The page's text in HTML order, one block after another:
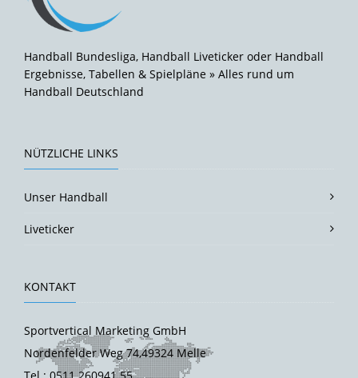
Handball Bundesliga, Handball Liveticker oder Handball
Ergebnisse, Tabellen & Spielpläne » Alles rund um
Handball Deutschland
NÜTZLICHE LINKS
Unser Handball
Liveticker
KONTAKT
Sportvertical Marketing GmbH
Nordenfelder Weg 74,49324 Melle
Tel.: 0511 260941 55